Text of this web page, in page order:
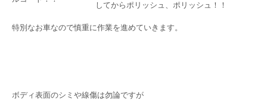
してからポリッシュ、ポリッシュ！！
特別なお車なので慎重に作業を進めていきます。
ボディ表面のシミや線傷は勿論ですが